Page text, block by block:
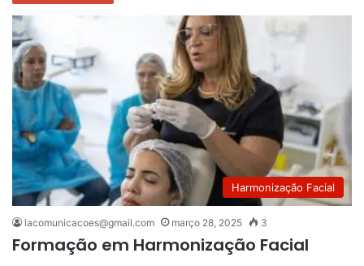
Harmonização Facial
lacomunicacoes@gmail.com março 28, 2025 3
Formação em Harmonização Facial